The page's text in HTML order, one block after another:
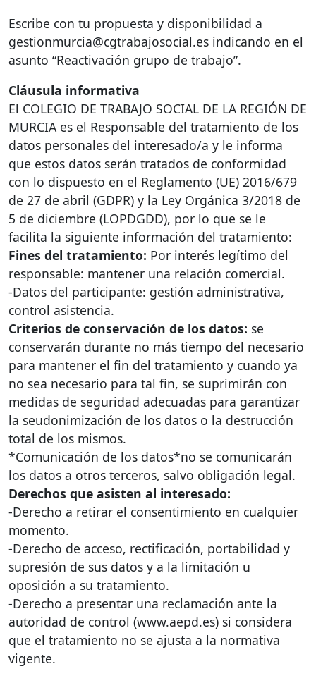
Escribe con tu propuesta y disponibilidad a
gestionmurcia@cgtrabajosocial.es indicando en el
asunto “Reactivación grupo de trabajo”.
Cláusula informativa
El COLEGIO DE TRABAJO SOCIAL DE LA REGIÓN DE
MURCIA es el Responsable del tratamiento de los
datos personales del interesado/a y le informa
que estos datos serán tratados de conformidad
con lo dispuesto en el Reglamento (UE) 2016/679
de 27 de abril (GDPR) y la Ley Orgánica 3/2018 de
5 de diciembre (LOPDGDD), por lo que se le
facilita la siguiente información del tratamiento:
Fines del tratamiento: Por interés legítimo del
responsable: mantener una relación comercial.
-Datos del participante: gestión administrativa,
control asistencia.
Criterios de conservación de los datos: se
conservarán durante no más tiempo del necesario
para mantener el fin del tratamiento y cuando ya
no sea necesario para tal fin, se suprimirán con
medidas de seguridad adecuadas para garantizar
la seudonimización de los datos o la destrucción
total de los mismos.
*Comunicación de los datos*no se comunicarán
los datos a otros terceros, salvo obligación legal.
Derechos que asisten al interesado:
-Derecho a retirar el consentimiento en cualquier
momento.
-Derecho de acceso, rectificación, portabilidad y
supresión de sus datos y a la limitación u
oposición a su tratamiento.
-Derecho a presentar una reclamación ante la
autoridad de control (www.aepd.es) si considera
que el tratamiento no se ajusta a la normativa
vigente.